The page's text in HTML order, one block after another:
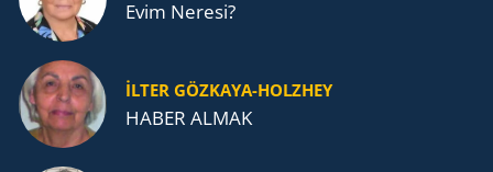
Evim Neresi?
İLTER GÖZKAYA-HOLZHEY
HABER ALMAK